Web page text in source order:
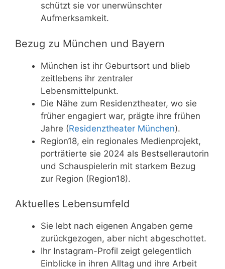
schützt sie vor unerwünschter
Aufmerksamkeit.
Bezug zu München und Bayern
München ist ihr Geburtsort und blieb
zeitlebens ihr zentraler
Lebensmittelpunkt.
Die Nähe zum Residenztheater, wo sie
früher engagiert war, prägte ihre frühen
Jahre (Residenztheater München).
Region18, ein regionales Medienprojekt,
porträtierte sie 2024 als Bestsellerautorin
und Schauspielerin mit starkem Bezug
zur Region (Region18).
Aktuelles Lebensumfeld
Sie lebt nach eigenen Angaben gerne
zurückgezogen, aber nicht abgeschottet.
Ihr Instagram-Profil zeigt gelegentlich
Einblicke in ihren Alltag und ihre Arbeit